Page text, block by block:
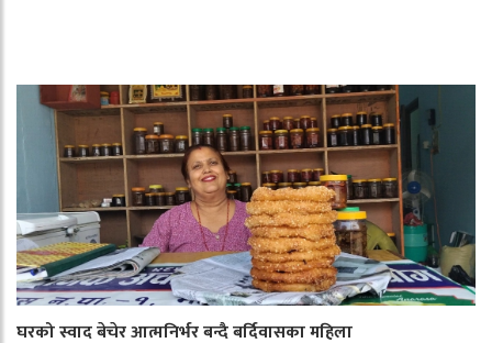
घरको स्वाद बेचेर आत्मनिर्भर बन्दै बर्दिवासका महिला